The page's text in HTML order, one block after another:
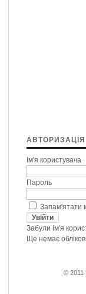
АВТОРИЗАЦІЯ
Ім'я користувача
Пароль
Запам'ятати
Забули ім'я
Ще немає
© 2011